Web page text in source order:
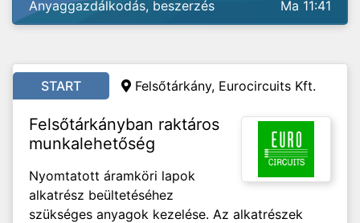
Anyaggazdálkodás, beszerzés Ma 11:41
START Felsőtárkány, Eurocircuits Kft.
Felsőtárkányban raktáros
munkalehetőség
Nyomtatott áramköri lapok
alkatrész beültetéséhez
szükséges anyagok kezelése. Az alkatrészek